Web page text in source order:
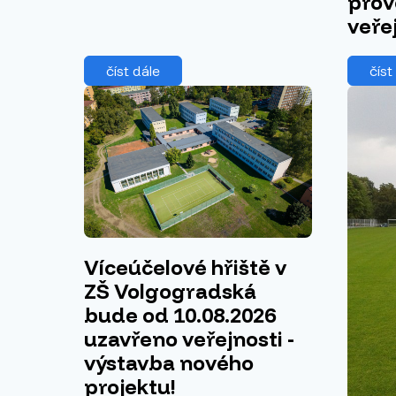
číst dále číst
Víceúčelové hřiště v
ZŠ Volgogradská
bude od 10.08.2026
uzavřeno veřejnosti -
výstavba nového
projektu!